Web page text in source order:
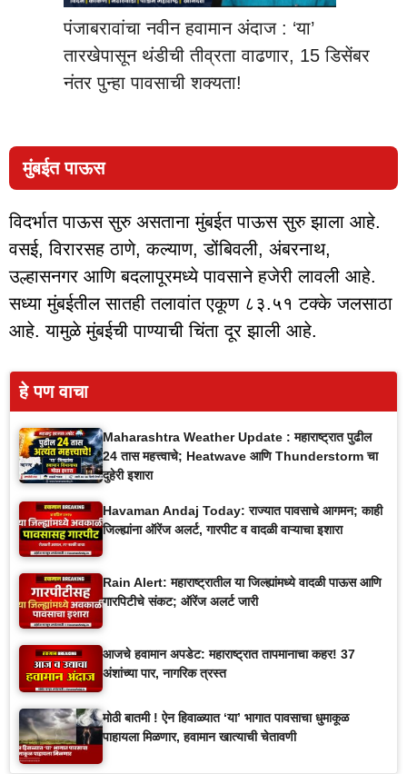
पंजाबरावांचा नवीन हवामान अंदाज : ‘या’
तारखेपासून थंडीची तीव्रता वाढणार, 15 डिसेंबर
नंतर पुन्हा पावसाची शक्यता!
मुंबईत पाऊस
विदर्भात पाऊस सुरु असताना मुंबईत पाऊस सुरु झाला आहे.
वसई, विरारसह ठाणे, कल्याण, डोंबिवली, अंबरनाथ,
उल्हासनगर आणि बदलापूरमध्ये पावसाने हजेरी लावली आहे.
सध्या मुंबईतील सातही तलावांत एकूण ८३.५१ टक्के जलसाठा
आहे. यामुळे मुंबईची पाण्याची चिंता दूर झाली आहे.
हे पण वाचा
Maharashtra Weather Update : महाराष्ट्रात पुढील
24 तास महत्त्वाचे; Heatwave आणि Thunderstorm चा
दुहेरी इशारा
Havaman Andaj Today: राज्यात पावसाचे आगमन; काही
जिल्ह्यांना ऑरेंज अलर्ट, गारपीट व वादळी वाऱ्याचा इशारा
Rain Alert: महाराष्ट्रातील या जिल्ह्यांमध्ये वादळी पाऊस आणि
गारपिटीचे संकट; ऑरेंज अलर्ट जारी
आजचे हवामान अपडेट: महाराष्ट्रात तापमानाचा कहर! 37
अंशांच्या पार, नागरिक त्रस्त
मोठी बातमी ! ऐन हिवाळ्यात ‘या’ भागात पावसाचा धुमाकूळ
पाहायला मिळणार, हवामान खात्याची चेतावणी